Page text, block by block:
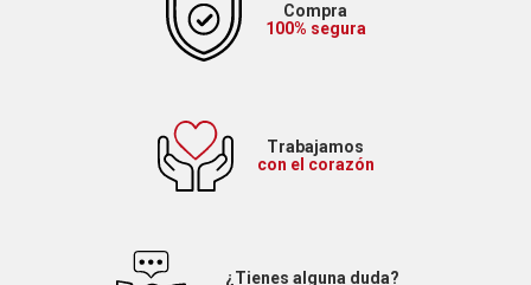
Compra
100% segura
Trabajamos
con el corazón
¿Tienes alguna duda?